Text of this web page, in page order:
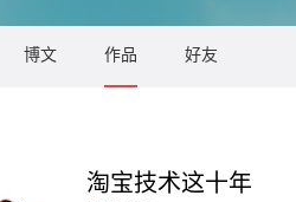
博文 作品 好友
淘宝技术这十年